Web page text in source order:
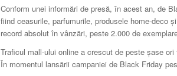
Conform unei informări de presă, în acest an, de
fiind ceasurile, parfumurile, produsele home-deco
record absolut în vânzări, peste 2.000 de
Traficul mall-ului online a crescut de peste șase
În momentul lansării campaniei de Black Friday